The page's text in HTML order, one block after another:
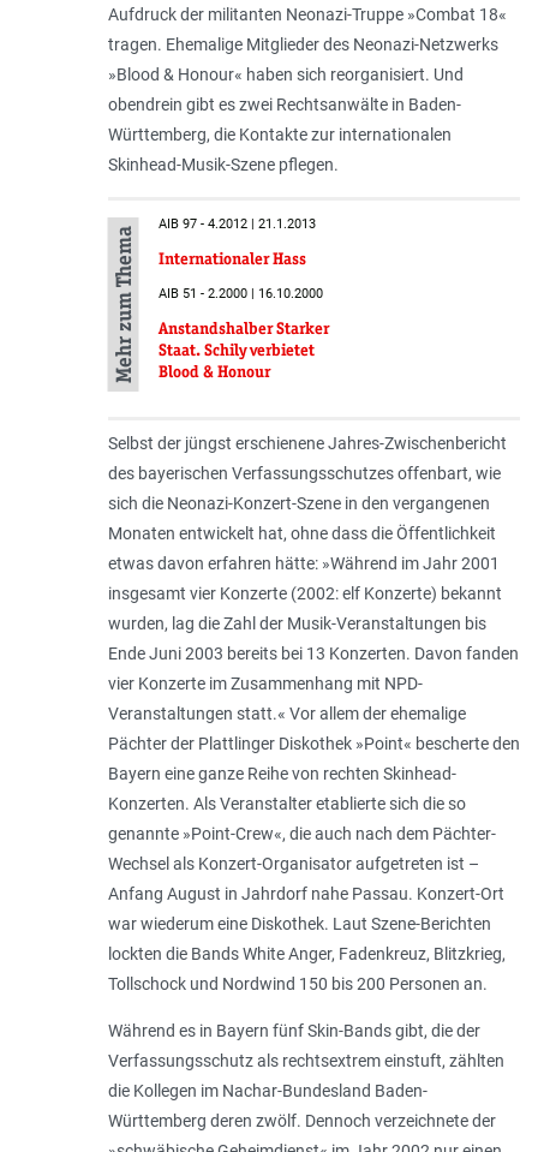
Aufdruck der militanten Neonazi-Truppe »Combat 18«
tragen. Ehemalige Mitglieder des Neonazi-Netzwerks
»Blood & Honour« haben sich reorganisiert. Und
obendrein gibt es zwei Rechtsanwälte in Baden-
Württemberg, die Kontakte zur internationalen
Skinhead-Musik-Szene pflegen.
Mehr zum Thema
AIB 97 - 4.2012 | 21.1.2013
Internationaler Hass
AIB 51 - 2.2000 | 16.10.2000
Anstandshalber Starker
Staat. Schily verbietet
Blood & Honour
Selbst der jüngst erschienene Jahres-Zwischenbericht
des bayerischen Verfassungsschutzes offenbart, wie
sich die Neonazi-Konzert-Szene in den vergangenen
Monaten entwickelt hat, ohne dass die Öffentlichkeit
etwas davon erfahren hätte: »Wäh­rend im Jahr 2001
insgesamt vier Konzerte (2002: elf Konzerte) be­kannt
wurden, lag die Zahl der Musik-Veranstaltungen bis
Ende Juni 2003 bereits bei 13 Konzerten. Davon fanden
vier Konzerte im Zusammenhang mit NPD-
Veranstaltungen statt.« Vor allem der ehemalige
Pächter der Plattlinger Diskothek »Point« bescherte den
Bayern eine ganze Reihe von rechten Skinhead-
Konzerten. Als Veranstalter etablierte sich die so
genannte »Point-Crew«, die auch nach dem Pächter-
Wechsel als Konzert-Organisator aufgetreten ist –
Anfang August in Jahrdorf nahe Passau. Konzert-Ort
war wiederum eine Diskothek. Laut Szene-Berichten
lockten die Bands White Anger, Fadenkreuz, Blitzkrieg,
Tollschock und Nordwind 150 bis 200 Personen an.
Während es in Bayern fünf Skin-Bands gibt, die der
Verfassungsschutz als rechtsextrem einstuft, zählten
die Kollegen im Nachar-Bundesland Baden-
Württemberg deren zwölf. Dennoch verzeichnete der